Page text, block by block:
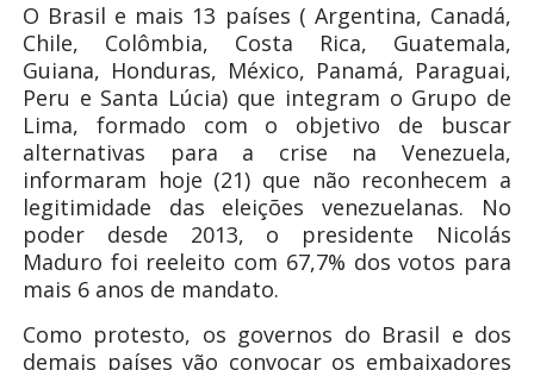
O Brasil e mais 13 países ( Argentina, Canadá,
Chile, Colômbia, Costa Rica, Guatemala,
Guiana, Honduras, México, Panamá, Paraguai,
Peru e Santa Lúcia) que integram o Grupo de
Lima, formado com o objetivo de buscar
alternativas para a crise na Venezuela,
informaram hoje (21) que não reconhecem a
legitimidade das eleições venezuelanas. No
poder desde 2013, o presidente Nicolás
Maduro foi reeleito com 67,7% dos votos para
mais 6 anos de mandato.
Como protesto, os governos do Brasil e dos
demais países vão convocar os embaixadores